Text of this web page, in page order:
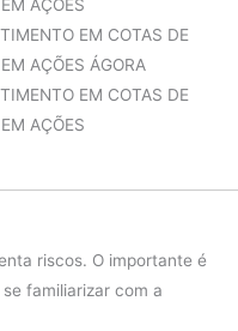
AÇÕES
EM COTAS DE
AÇÕES ÁGORA
EM COTAS DE
AÇÕES
riscos. O importante é
familiarizar com a